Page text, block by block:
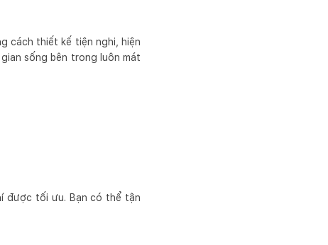
cách thiết kế tiện nghi, hiện
sống bên trong luôn mát
được tối ưu. Bạn có thể tận